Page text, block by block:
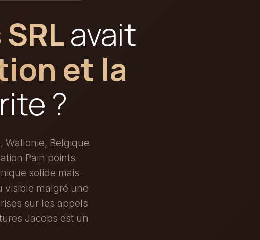
avait
et la
?
Wallonie, Belgique
Pain points
solide mais
visible malgré une
sur les appels
Jacobs est un